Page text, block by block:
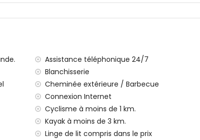
d'un réfrigérateur, d'une cafetière et d'une
x 90 cm) et ventilateur
et WC
WC
électrique ; chauffée sur demande et avec
et de plantes variées
Assistance téléphonique 24/7
Blanchisserie
Cheminée extérieure / Barbecue
Connexion Internet
Cyclisme à moins de 1 km.
Kayak à moins de 3 km.
Linge de lit compris dans le prix